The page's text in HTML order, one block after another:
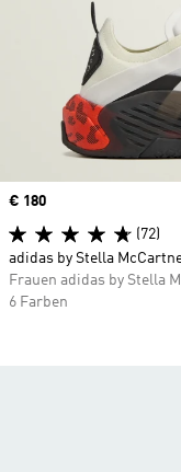
Price
€ 180
(72)
adidas by Stella
Frauen adidas by Stella
6 Farben